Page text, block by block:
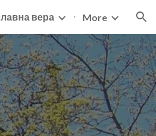
вера More